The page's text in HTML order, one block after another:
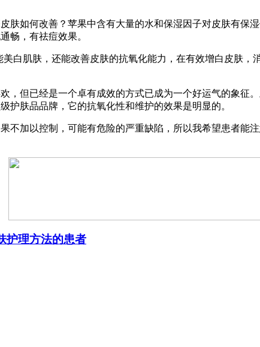
肤如何改善？苹果中含有大量的水和保湿因子对皮肤有保
畅，有祛痘效果。
白肌肤，还能改善皮肤的抗氧化能力，在有效增白皮肤
，但已经是一个卓有成效的方式已成为一个好运气的象征
护肤品品牌，它的抗氧化性和维护的效果是明显的。
不加以控制，可能有危险的严重缺陷，所以我希望患者能
护理方法的患者